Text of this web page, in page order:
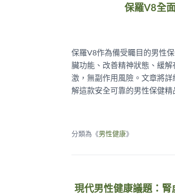
保羅V8全
保羅V8作為備受矚目的男性
臟功能、改善精神狀態、緩
激，無副作用風險。文章將
解這款安全可靠的男性保健精
分類為《男性健康》
現代男性健康議題：